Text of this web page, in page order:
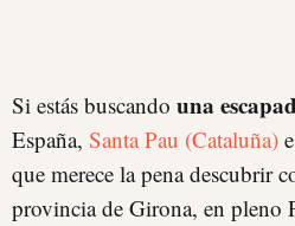
Si estás buscando una
España, Santa Pau (Cataluña)
que merece la pena descubrir
provincia de Girona, en pleno